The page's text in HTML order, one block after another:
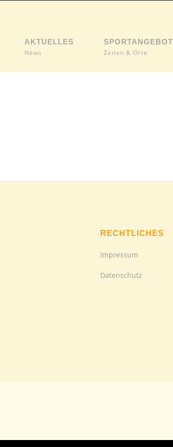
AKTUELLES
News
SPORTANGEBOT
Zeiten & Orte
RECHTLICHES
Impressum
Datenschutz